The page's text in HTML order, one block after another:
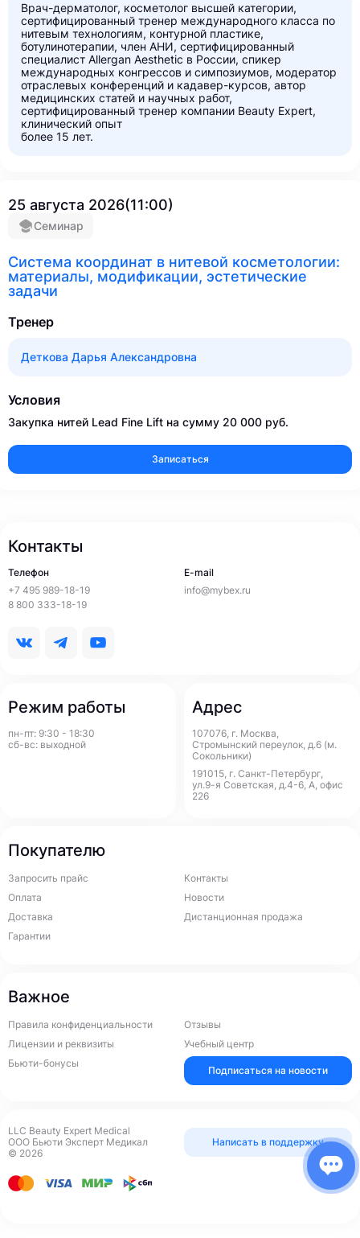
Врач-дерматолог, косметолог высшей категории,
сертифицированный тренер международного класса по
нитевым технологиям, контурной пластике,
ботулинотерапии, член АНИ, сертифицированный
специалист Allergan Aesthetic в России, спикер
международных конгрессов и симпозиумов, модератор
отраслевых конференций и кадавер-курсов, автор
медицинских статей и научных работ,
сертифицированный тренер компании Beauty Expert,
клинический опыт
более 15 лет.
25 августа 2026(11:00)
Семинар
Система координат в нитевой косметологии:
материалы, модификации, эстетические
задачи
Записаться
Тренер
Деткова Дарья Александровна
Условия
Закупка нитей Lead Fine Lift на сумму 20 000 руб.
Контакты
Телефон
+7 495 989-18-19
8 800 333-18-19
E-mail
info@mybex.ru
Режим работы
пн-пт: 9:30 - 18:30
сб-вс: выходной
Адрес
107076, г. Москва,
Стромынский переулок, д.6 (м.
Сокольники)
191015, г. Санкт-Петербург,
ул.9-я Советская, д.4-6, А, офис
226
Покупателю
Запросить прайс
Оплата
Доставка
Гарантии
Контакты
Новости
Дистанционная продажа
Важное
Правила конфиденциальности
Лицензии и реквизиты
Бьюти-бонусы
Отзывы
Учебный центр
Подписаться на новости
LLC Beauty Expert Medical
ООО Бьюти Эксперт Медикал
© 2026
Написать в поддержку